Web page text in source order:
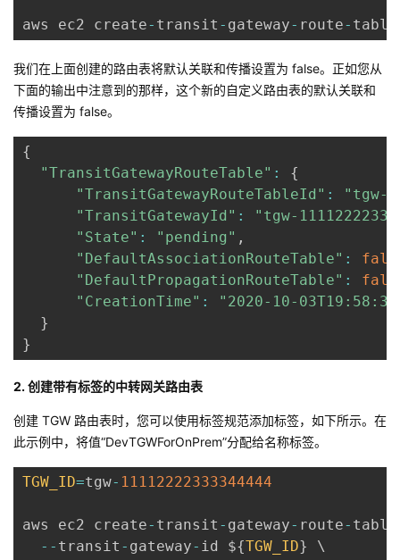
验
收
持
建
议
aws ec2 create- transit - gateway- route-
我们在上面创建的路由表将默认关联和传播设置为 false。正如您从
下面的输出中注意到的那样，这个新的自定义路由表的默认关联和
传播设置为 false。
{
"TransitGatewayRouteTable" :
{
"TransitGatewayRouteTableId" :
"tgw-
"TransitGatewayId" :
"tgw-
"State" : "pending" ,
"DefaultAssociationRouteTable" :
"DefaultPropagationRouteTable" :
"CreationTime" :
"2020-10-
}
}
2. 创建带有标签的中转网关路由表
创建 TGW 路由表时，您可以使用标签规范添加标签，如下所示。在
此示例中，将值“DevTGWForOnPrem”分配给名称标签。
TGW_ID=tgw- 11112222333344444
aws ec2 create- transit - gateway- route-
-- transit - gateway- id ${TGW_ID}
\